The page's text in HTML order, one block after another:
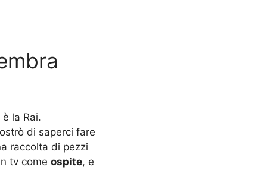
la Rai.
di saperci fare
raccolta di pezzi
tv come ospite, e